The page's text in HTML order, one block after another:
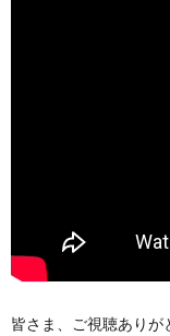
皆さま、ご視聴ありが